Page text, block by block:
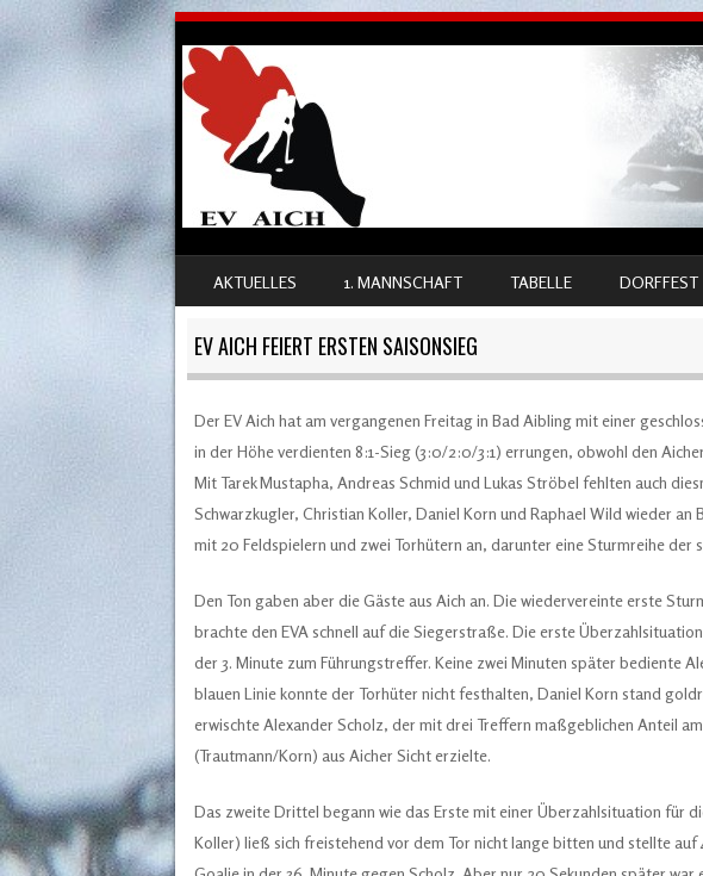
MENU
AKTUELLES 1. MANNSCHAFT TABELLE DORFFEST
EV AICH FEIERT ERSTEN SAISONSIEG
Der EV Aich hat am vergangenen Freitag in Bad Aibling mit einer
in der Höhe verdienten 8:1-Sieg (3:0/2:0/3:1) errungen, obwohl den
Mit Tarek Mustapha, Andreas Schmid und Lukas Ströbel fehlten auch
Schwarzkugler, Christian Koller, Daniel Korn und Raphael Wild wieder
mit 20 Feldspielern und zwei Torhütern an, darunter eine Sturmreihe der
Den Ton gaben aber die Gäste aus Aich an. Die wiedervereinte erste
brachte den EVA schnell auf die Siegerstraße. Die erste
der 3. Minute zum Führungstreffer. Keine zwei Minuten später bediente
blauen Linie konnte der Torhüter nicht festhalten, Daniel Korn stand
erwischte Alexander Scholz, der mit drei Treffern maßgeblichen Anteil
(Trautmann/Korn) aus Aicher Sicht erzielte.
Das zweite Drittel begann wie das Erste mit einer Überzahlsituation für
Koller) ließ sich freistehend vor dem Tor nicht lange bitten und stellte